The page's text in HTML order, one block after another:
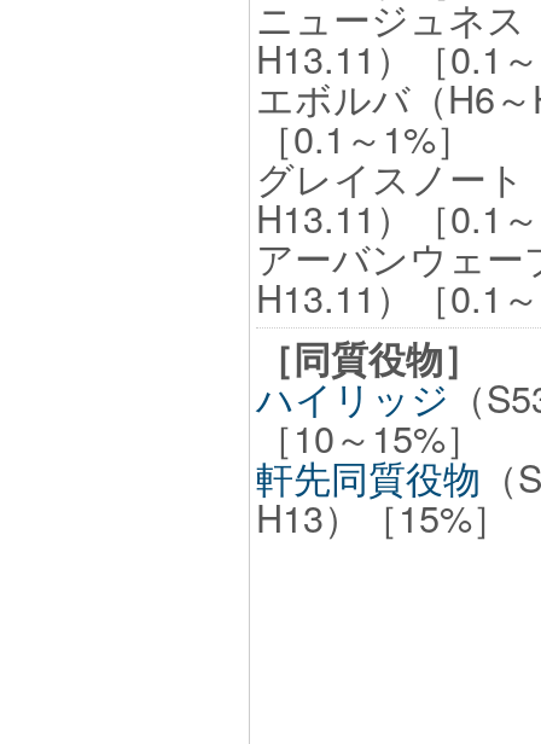
ニュージュネス
H13.11）［0.1
エボルバ（H6
［0.1～1%］
グレイスノート
H13.11）［0.1
アーバンウェー
H13.11）［0.1
［同質役物］
ハイリッジ（
［10～15%］
軒先同質役物
H13）［15%］